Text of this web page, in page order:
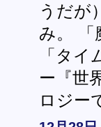
うだが
み。 「
「タ
ー『世
ロジ